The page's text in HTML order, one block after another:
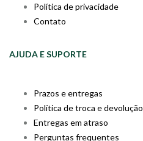
Política de privacidade
Contato
AJUDA E SUPORTE
Prazos e entregas
Política de troca e devolução
Entregas em atraso
Perguntas frequentes